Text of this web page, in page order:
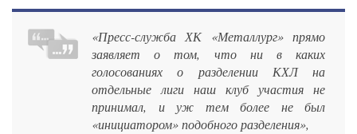
«Пресс-служба ХК «Металлург» прямо
заявляет о том, что ни в каких
голосованиях о разделении КХЛ на
отдельные лиги наш клуб участия не
принимал, и уж тем более не был
«инициатором» подобного разделения»,